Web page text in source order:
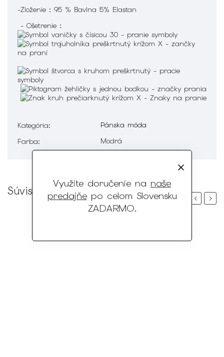
Využite doručenie na naše
predajňepo celom Slovensku
ZADARMO.
-Zloženie : 95 % Bavlna 5% Elastan
- Ošetrenie :
Kategória:
Pánska móda
Farba: Modrá
Súvisiaci tovar
PreviousNext